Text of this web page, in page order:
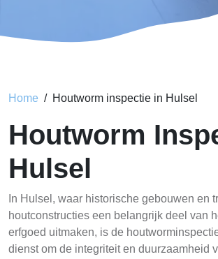
Home Houtworm inspectie in Hulsel
Houtworm
Hulsel
In Hulsel, waar historische gebouwen en
houtconstructies een belangrijk deel van
erfgoed uitmaken, is de
dienst om de integriteit en duurzaamheid